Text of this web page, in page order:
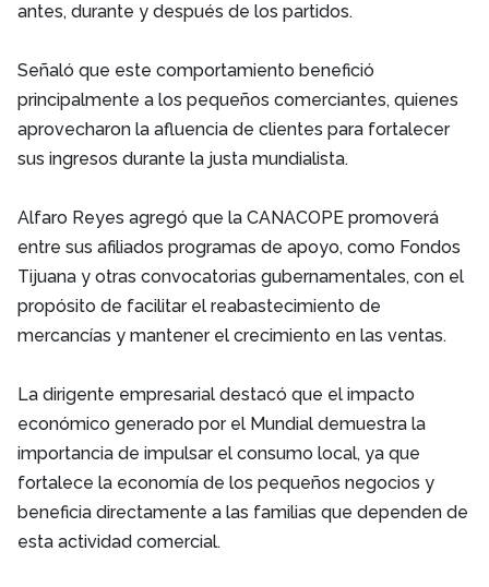
antes, durante y después de los partidos.
Señaló que este comportamiento benefició
principalmente a los pequeños comerciantes, quienes
aprovecharon la afluencia de clientes para fortalecer
sus ingresos durante la justa mundialista.
Alfaro Reyes agregó que la CANACOPE promoverá
entre sus afiliados programas de apoyo, como Fondos
Tijuana y otras convocatorias gubernamentales, con el
propósito de facilitar el reabastecimiento de
mercancías y mantener el crecimiento en las ventas.
La dirigente empresarial destacó que el impacto
económico generado por el Mundial demuestra la
importancia de impulsar el consumo local, ya que
fortalece la economía de los pequeños negocios y
beneficia directamente a las familias que dependen de
esta actividad comercial.